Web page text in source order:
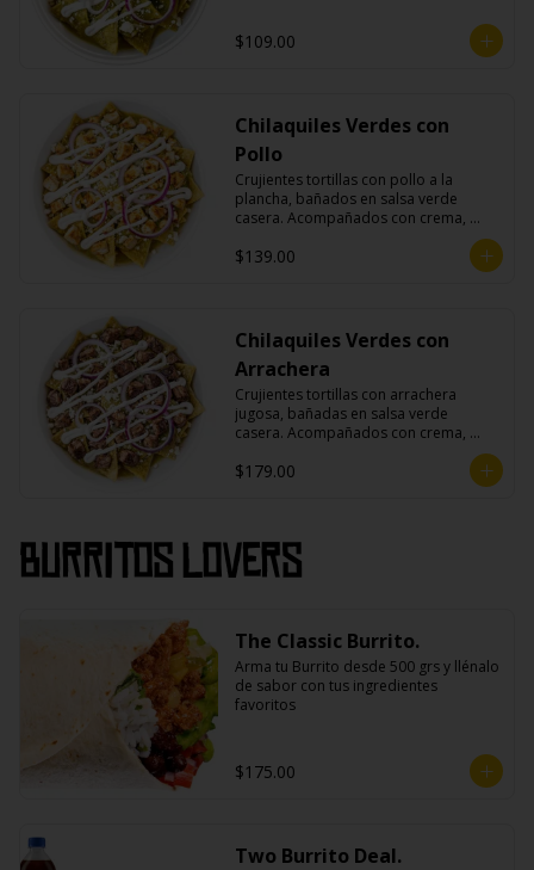
$109.00
Chilaquiles Verdes con
Pollo
Crujientes tortillas con pollo a la
plancha, bañados en salsa verde
casera. Acompañados con crema,
$139.00
Chilaquiles Verdes con
Arrachera
Crujientes tortillas con arrachera
jugosa, bañadas en salsa verde
casera. Acompañados con crema,
$179.00
Burritos Lovers
The Classic Burrito.
Arma tu Burrito desde 500 grs y llénalo
de sabor con tus ingredientes
favoritos
$175.00
Two Burrito Deal.